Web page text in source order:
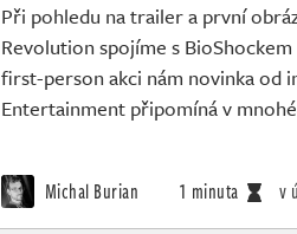
Při pohledu na trailer a první
Revolution spojíme s
first-person akci nám novinka od
Entertainment připomíná v
Michal Burian 1 minuta v